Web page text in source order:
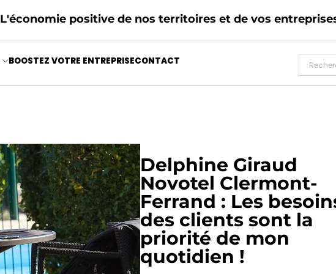
L'économie positive de nos territoires et de vos
BOOSTEZ VOTRE ENTREPRISECONTACT
Delphine Giraud
Novotel Clermont-
Ferrand : Les
des clients sont la
priorité de mon
quotidien !